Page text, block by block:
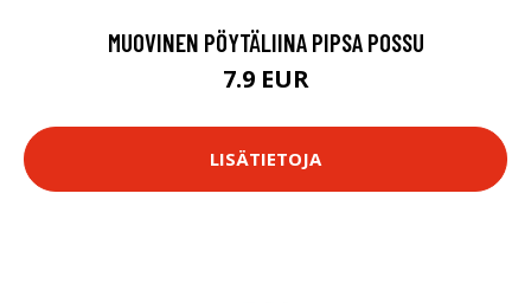
MUOVINEN PÖYTÄLIINA PIPSA POSSU
7.9 EUR
LISÄTIETOJA